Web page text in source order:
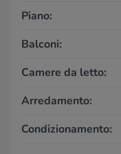
Piano:
Balconi:
Camere da letto:
Arredamento:
Condizionamento: